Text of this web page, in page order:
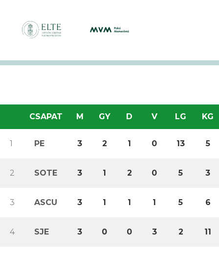
CSAPAT M GY D V LG KG
1 PE 3 2 1 0 13 5
2 SOTE 3 1 2 0 5 3
3 ASCU 3 1 1 1 5 6
4 SJE 3 0 0 3 2 11